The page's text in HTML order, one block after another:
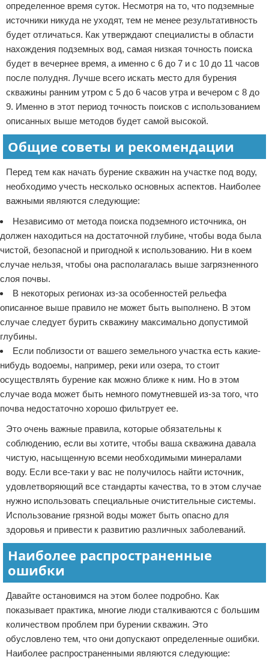
определенное время суток. Несмотря на то, что подземные
источники никуда не уходят, тем не менее результативность
будет отличаться. Как утверждают специалисты в области
нахождения подземных вод, самая низкая точность поиска
будет в вечернее время, а именно с 6 до 7 и с 10 до 11 часов
после полудня. Лучше всего искать место для бурения
скважины ранним утром с 5 до 6 часов утра и вечером с 8 до
9. Именно в этот период точность поисков с использованием
описанных выше методов будет самой высокой.
Общие советы и рекомендации
Перед тем как начать бурение скважин на участке под воду,
необходимо учесть несколько основных аспектов. Наиболее
важными являются следующие:
Независимо от метода поиска подземного источника, он
должен находиться на достаточной глубине, чтобы вода была
чистой, безопасной и пригодной к использованию. Ни в коем
случае нельзя, чтобы она располагалась выше загрязненного
слоя почвы.
В некоторых регионах из-за особенностей рельефа
описанное выше правило не может быть выполнено. В этом
случае следует бурить скважину максимально допустимой
глубины.
Если поблизости от вашего земельного участка есть какие-
нибудь водоемы, например, реки или озера, то стоит
осуществлять бурение как можно ближе к ним. Но в этом
случае вода может быть немного помутневшей из-за того, что
почва недостаточно хорошо фильтрует ее.
Это очень важные правила, которые обязательны к
соблюдению, если вы хотите, чтобы ваша скважина давала
чистую, насыщенную всеми необходимыми минералами
воду. Если все-таки у вас не получилось найти источник,
удовлетворяющий все стандарты качества, то в этом случае
нужно использовать специальные очистительные системы.
Использование грязной воды может быть опасно для
здоровья и привести к развитию различных заболеваний.
Наиболее распространенные
ошибки
Давайте остановимся на этом более подробно. Как
показывает практика, многие люди сталкиваются с большим
количеством проблем при бурении скважин. Это
обусловлено тем, что они допускают определенные ошибки.
Наиболее распространенными являются следующие: